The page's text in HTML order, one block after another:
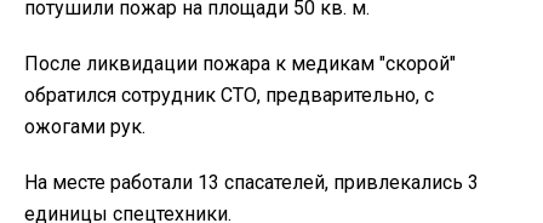
потушили пожар на площади 50 кв. м.
После ликвидации пожара к медикам "скорой"
обратился сотрудник СТО, предварительно, с
ожогами рук.
На месте работали 13 спасателей, привлекались 3
единицы спецтехники.